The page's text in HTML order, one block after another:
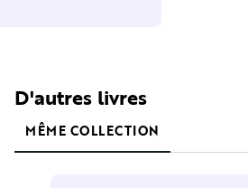
D'autres livres
MÊME COLLECTION